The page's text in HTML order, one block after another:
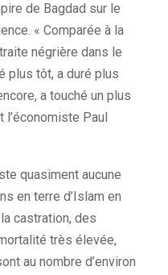
de Bagdad sur le
« Comparée à la
négrière dans le
plus tôt, a duré plus
a touché un plus
l’économiste Paul
quasiment aucune
en terre d’Islam en
castration, des
très élevée,
au nombre d’environ